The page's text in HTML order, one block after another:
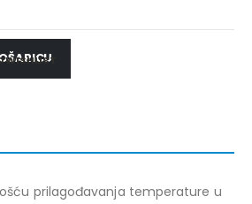
WISHLIST
prilagođavanja temperature u